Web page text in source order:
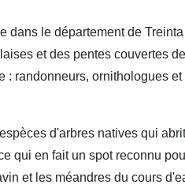
le département de
et des pentes couvertes
randonneurs, ornithologues
d'arbres natives qui
qui en fait un spot reconnu
et les méandres du cours